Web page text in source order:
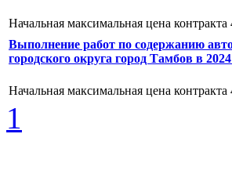
Начальная максимальная цена контракта
Выполнение работ по содержанию
городского округа город Тамбов в
Начальная максимальная цена контракта
1